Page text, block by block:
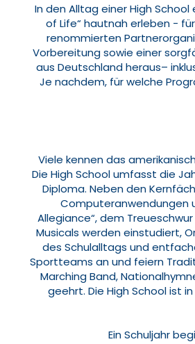
In den Alltag einer High
of Life“ hautnah erleben -
renommierten
Vorbereitung sowie einer
aus Deutschland heraus–
Je nachdem, für welche
Viele kennen das
Die High School umfasst die
Diploma. Neben den
Computeranwendungen
Allegiance“, dem
Musicals werden einstudiert,
des Schulalltags und
Sportteams an und feiern
Marching Band,
geehrt. Die High School ist
Ein Schuljahr